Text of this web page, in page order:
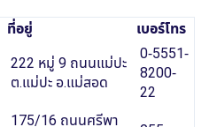
ที่อยู่ เบอร์โทร
222 หมู่ 9 ถนนแม่ปะ
ต.แม่ปะ อ.แม่สอด
0-5551-
8200-
22
175/16 ถนนศรีพา